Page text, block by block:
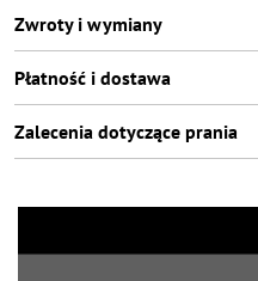
Zwroty i wymiany
Płatność i dostawa
Zalecenia dotyczące prania